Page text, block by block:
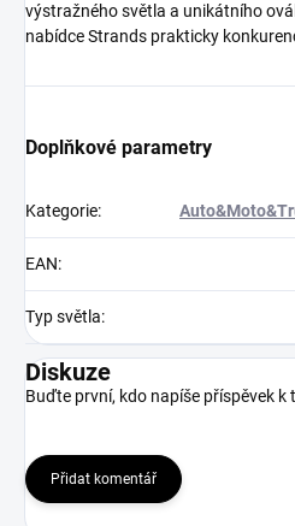
výstražného světla a unikátního
nabídce Strands prakticky
Doplňkové parametry
Kategorie:
EAN:
Typ světla:
Diskuze
Buďte první, kdo napíše příspěvek k
Přidat komentář